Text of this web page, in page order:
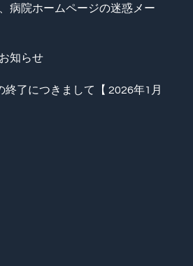
病院ホームページの迷惑メー
知らせ
終了につきまして【 2026年1月